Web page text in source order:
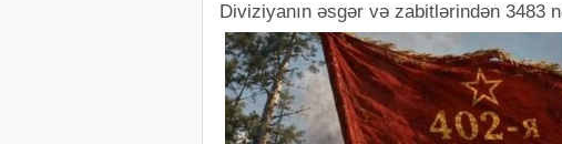
Diviziyanın əsgər və zabitlərindən 3483